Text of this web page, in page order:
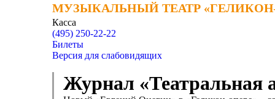
МУЗЫКАЛЬНЫЙ ТЕАТР
МУЗЫКАЛЬНЫЙ ТЕАТР
Касса
(495) 250-22-22
Билеты
Версия для слабовидящих
Журнал «Театральная